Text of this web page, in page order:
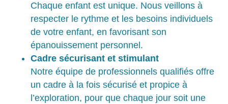
Chaque enfant est unique. Nous veillons à
respecter le rythme et les besoins individuels
de votre enfant, en favorisant son
épanouissement personnel.
Cadre sécurisant et stimulant
Notre équipe de professionnels qualifiés offre
un cadre à la fois sécurisé et propice à
l’exploration, pour que chaque jour soit une